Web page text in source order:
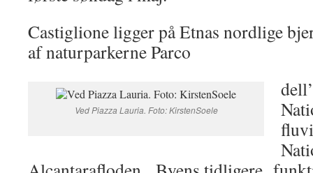
Castiglione ligger på Etnas nordlige
af naturparkerne Parco
Ved Piazza Lauria. Foto: KirstenSoele